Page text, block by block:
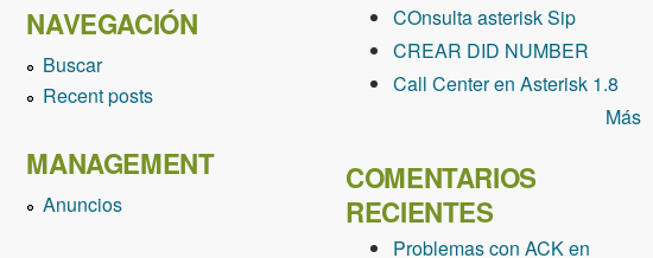
NAVEGACIÓN
Buscar
Recent posts
MANAGEMENT
Anuncios
COnsulta asterisk Sip
CREAR DID NUMBER
Call Center en Asterisk 1.8
Más
COMENTARIOS
RECIENTES
Problemas con ACK en